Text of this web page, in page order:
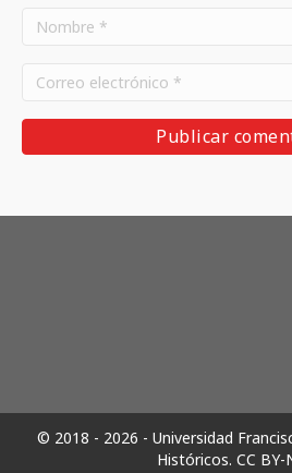
© 2018 - 2026 - Universidad
Históricos. CC BY-